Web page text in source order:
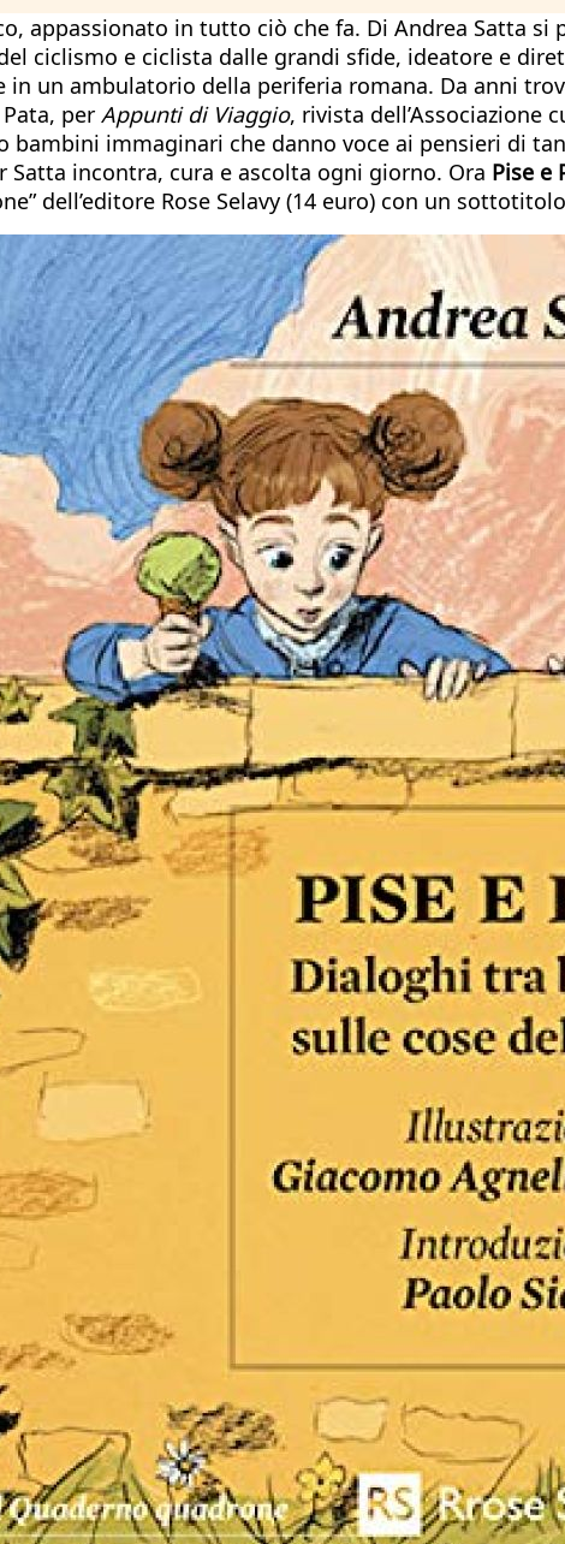
appassionato in tutto ciò che fa. Di Andrea Satta
ciclismo e ciclista dalle grandi sfide, ideatore e
in un ambulatorio della periferia romana. Da anni
per Appunti di Viaggio, rivista dell’Associazione
bambini immaginari che danno voce ai pensieri di
incontra, cura e ascolta ogni giorno. Ora Pise e
dell’editore Rose Selavy (14 euro) con un